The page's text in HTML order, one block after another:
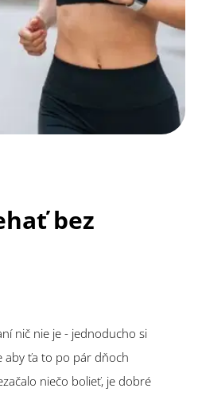
bez
nič nie je - jednoducho si
aby ťa to po pár dňoch
niečo bolieť, je dobré